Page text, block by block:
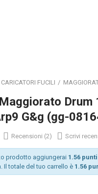
CARICATORI FUCILI
Drum
G&g (gg-
Recensioni (2) Scrivi
prodotto aggiungerai 1.56 punti
Il totale del tuo carrello è 1.56